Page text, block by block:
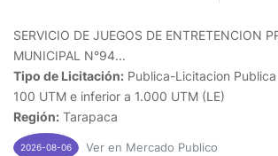
SERVICIO DE JUEGOS DE ENTRETENCION
MUNICIPAL N°94...
Tipo de Licitación: Publica-Licitacion
100 UTM e inferior a 1.000 UTM (LE)
Región: Tarapaca
2026-08-06 Ver en Mercado Publico